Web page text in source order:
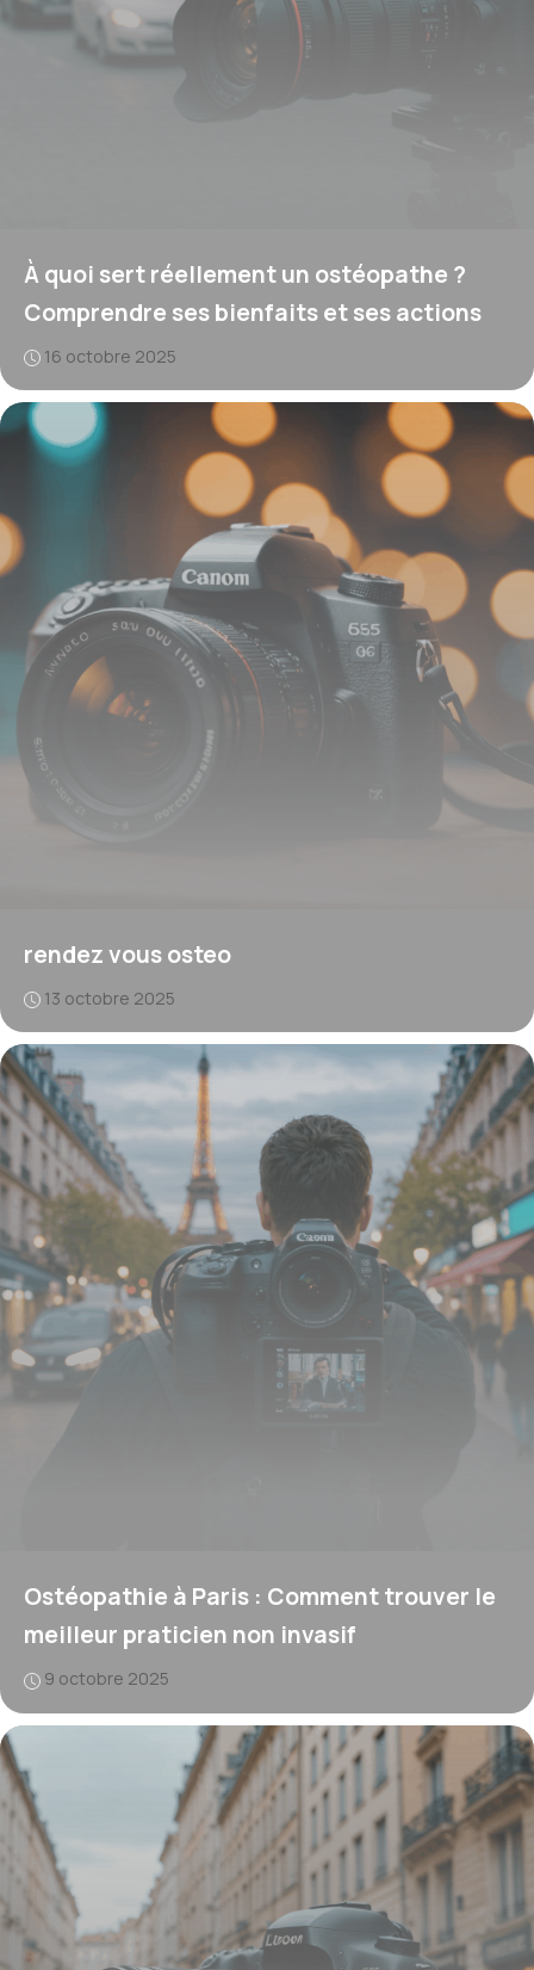
À quoi sert réellement un ostéopathe ?
Comprendre ses bienfaits et ses actions
16 octobre 2025
rendez vous osteo
13 octobre 2025
Ostéopathie à Paris : Comment trouver le
meilleur praticien non invasif
9 octobre 2025